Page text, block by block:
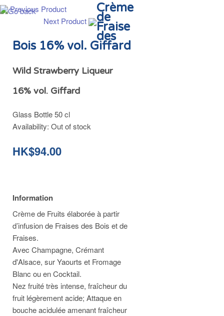
Previous Product
Next Product
Crème
de
Fraise
des
Bois 16% vol. Giffard
Wild Strawberry Liqueur
16% vol. Giffard
Glass Bottle 50 cl
Availability: Out of stock
HK$94.00
Information
Crème de Fruits élaborée à partir
d’infusion de Fraises des Bois et de
Fraises.
Avec Champagne, Crémant
d'Alsace, sur Yaourts et Fromage
Blanc ou en Cocktail.
Nez fruité très intense, fraîcheur du
fruit légèrement acide; Attaque en
bouche acidulée amenant fraîcheur